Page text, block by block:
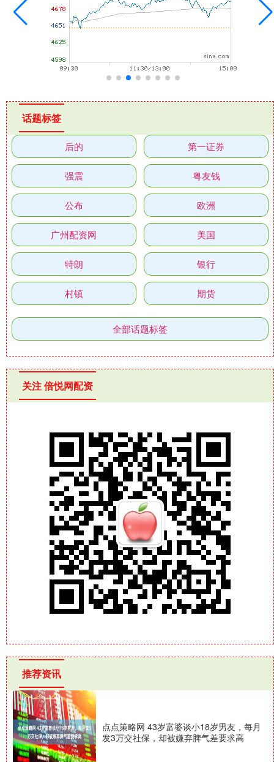
话题标签
后的 第一证券
强震 粤友钱
公布 欧洲
广州配资网 美国
特朗 银行
村镇 期货
全部话题标签
关注 倍悦网配资
推荐资讯
点点策略网 43岁富婆谈小18岁男友，每月
发3万交社保，却被嫌弃脾气差要求高